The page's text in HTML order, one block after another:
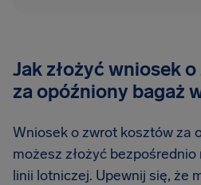
Jak złożyć wniosek
za opóźniony bagaż
Wniosek o zwrot kosztów za
możesz złożyć
linii lotniczej. Upewnij się, że